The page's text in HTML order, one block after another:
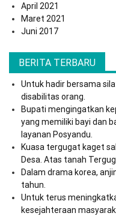
April 2021
Maret 2021
Juni 2017
BERITA TERBARU
Untuk hadir bersama
disabilitas orang.
Bupati mengingatkan
yang memiliki bayi dan
layanan Posyandu.
Kuasa tergugat kaget
Desa. Atas tanah
Dalam drama korea,
tahun.
Untuk terus
kesejahteraan